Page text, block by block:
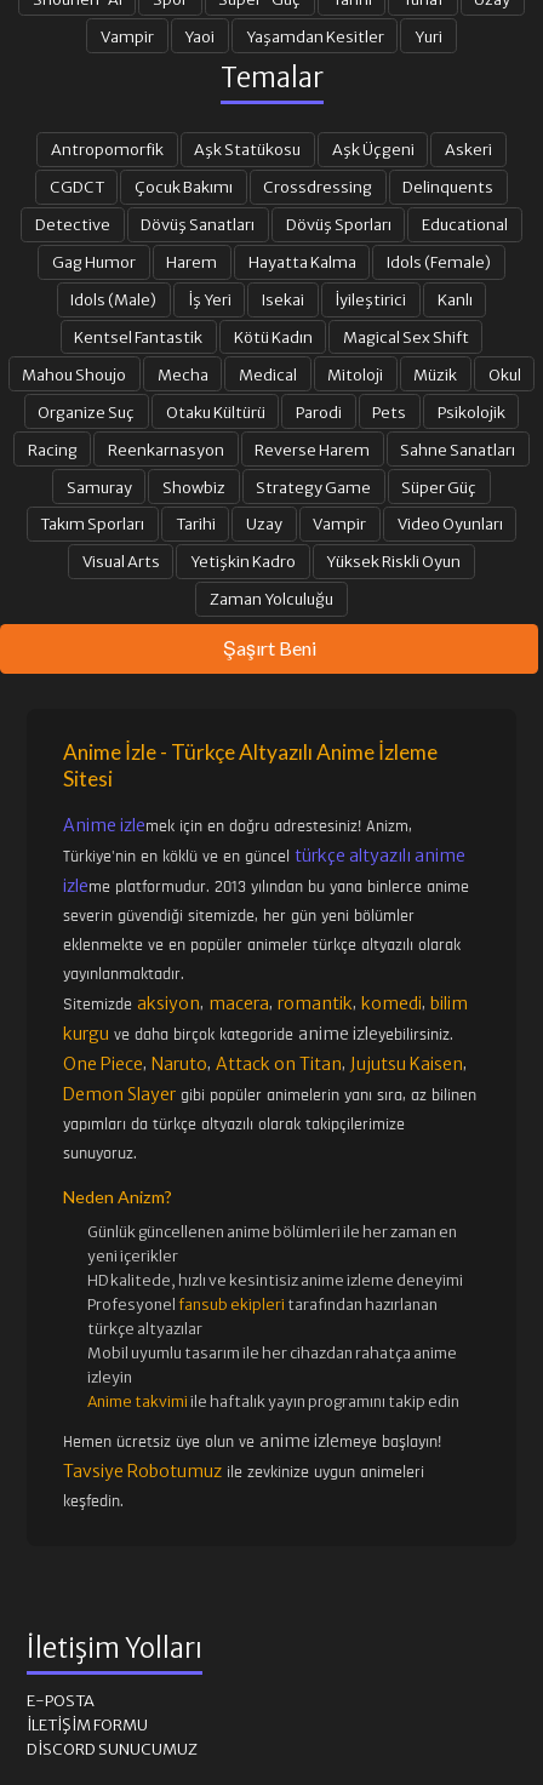
Vampir
Yaoi Yaşamdan Kesitler Yuri
Temalar
Antropomorfik Aşk Statükosu Aşk Üçgeni
Askeri
CGDCT
Çocuk Bakımı Crossdressing
Delinquents
Detective
Dövüş Sanatları Dövüş Sporları
Educational
Gag Humor
Harem Hayatta Kalma
Idols (Female)
Idols (Male)
İş Yeri Isekai İyileştirici
Kanlı
Kentsel Fantastik
Kötü Kadın
Magical Sex Shift
Mahou Shoujo
Mecha Medical Mitoloji Müzik
Okul
Organize Suç
Otaku Kültürü Parodi Pets
Psikolojik
Racing
Reenkarnasyon Reverse Harem
Sahne Sanatları
Samuray
Showbiz Strategy Game
Süper Güç
Takım Sporları
Tarihi Uzay Vampir
Video Oyunları
Visual Arts
Yetişkin Kadro
Yüksek Riskli Oyun
Zaman Yolculuğu
Şaşırt Beni
Anime İzle - Türkçe Altyazılı Anime İzleme
Sitesi
Anime izlemek için en doğru adrestesiniz! Anizm,
Türkiye'nin en köklü ve en günceltürkçe altyazılı anime
izleme platformudur. 2013 yılından bu yana binlerce anime
severin güvendiği sitemizde, her gün yeni bölümler
eklenmekte ve en popüler animeler türkçe altyazılı olarak
yayınlanmaktadır.
Sitemizdeaksiyon, macera,romantik, komedi, bilim
kurgu ve daha birçok kategoride anime izleyebilirsiniz.
One Piece, Naruto,Attack on Titan, Jujutsu Kaisen,
Demon Slayer gibi popüler animelerin yanı sıra, az bilinen
yapımları da türkçe altyazılı olarak takipçilerimize
sunuyoruz.
Neden Anizm?
Günlük güncellenen anime bölümleri ile her zaman en
yeni içerikler
HD kalitede, hızlı ve kesintisiz anime izleme deneyimi
Profesyonelfansub ekipleri tarafından hazırlanan
türkçe altyazılar
Mobil uyumlu tasarım ile her cihazdan rahatça anime
izleyin
Anime takvimi ile haftalık yayın programını takip edin
Hemen ücretsiz üye olun ve anime izlemeye başlayın!
Tavsiye Robotumuz ile zevkinize uygun animeleri
keşfedin.
İletişim Yolları
E-POSTA
İLETIŞIM FORMU
DISCORD SUNUCUMUZ